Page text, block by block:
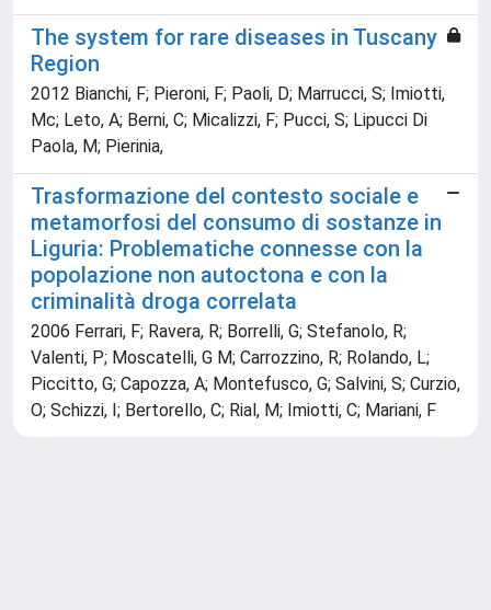
The system for rare diseases in Tuscany
Region
2012 Bianchi, F; Pieroni, F; Paoli, D; Marrucci, S; Imiotti,
Mc; Leto, A; Berni, C; Micalizzi, F; Pucci, S; Lipucci Di
Paola, M; Pierinia,
Trasformazione del contesto sociale e
metamorfosi del consumo di sostanze in
Liguria: Problematiche connesse con la
popolazione non autoctona e con la
criminalità droga correlata
2006 Ferrari, F; Ravera, R; Borrelli, G; Stefanolo, R;
Valenti, P; Moscatelli, G M; Carrozzino, R; Rolando, L;
Piccitto, G; Capozza, A; Montefusco, G; Salvini, S; Curzio,
O; Schizzi, I; Bertorello, C; Rial, M; Imiotti, C; Mariani, F